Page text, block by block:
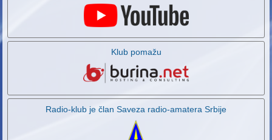
Klub pomažu
Radio-klub je član Saveza radio-amatera Srbije